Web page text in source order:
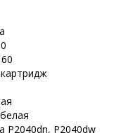
P2040dn, P2040dw